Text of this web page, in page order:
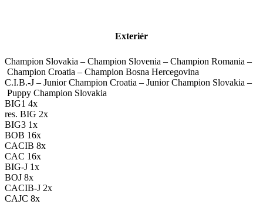
Exteriér
Champion Slovakia – Champion Slovenia – Champion Romania –
Champion Croatia – Champion Bosna Hercegovina
C.I.B.-J – Junior Champion Croatia – Junior Champion Slovakia –
Puppy Champion Slovakia
BIG1 4x
res. BIG 2x
BIG3 1x
BOB 16x
CACIB 8x
CAC 16x
BIG-J 1x
BOJ 8x
CACIB-J 2x
CAJC 8x